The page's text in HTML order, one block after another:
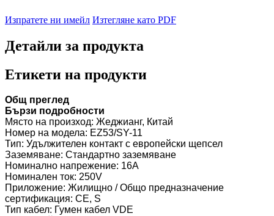
Изпратете ни имейл Изтегляне като PDF
Детайли за продукта
Етикети на продукти
Общ преглед
Бързи подробности
Място на произход: Жеджианг, Китай
Номер на модела: EZ53/SY-11
Тип: Удължителен контакт с европейски щепсел
Заземяване: Стандартно заземяване
Номинално напрежение: 16A
Номинален ток: 250V
Приложение: Жилищно / Общо предназначение
сертификация: CE, S
Тип кабел: Гумен кабел VDE